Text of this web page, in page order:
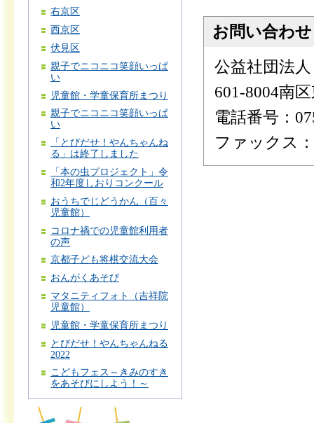
右京区
西京区
伏見区
親子でニコニコ笑顔いっぱ
い
児童館・学童保育所まつり
親子でニコニコ笑顔いっぱ
い
「とびだせ！やんちゃんね
る」は終了しました
「本の虫プロジェクト」令
和2年度しおりコンクール
おうちでじどうかん（百々
児童館）
コロナ禍での児童館利用者
の声
京都子ども将棋交流大会
おんがくあそび
マタニティフォト（吉祥院
児童館）
児童館・学童保育所まつり
とびだせ！やんちゃんねる
2022
こどもフェス～きみのすき
をあそびにしよう！～
お問い合わせ
公益社団法
601-8004南
電話番号：
ファックス